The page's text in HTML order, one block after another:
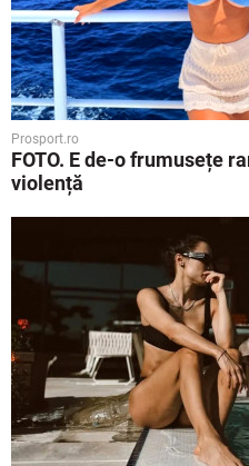
Prosport.ro
FOTO. E de-o frumusețe
violență